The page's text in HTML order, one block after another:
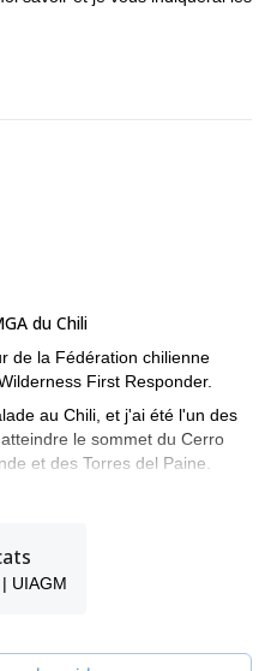
du Chili
de la Fédération chilienne
First Responder.
au Chili, et j'ai été l'un des
le sommet du Cerro
et des Torres del Paine.
techniques du Cajón
Indian Creek et en
UIAGM